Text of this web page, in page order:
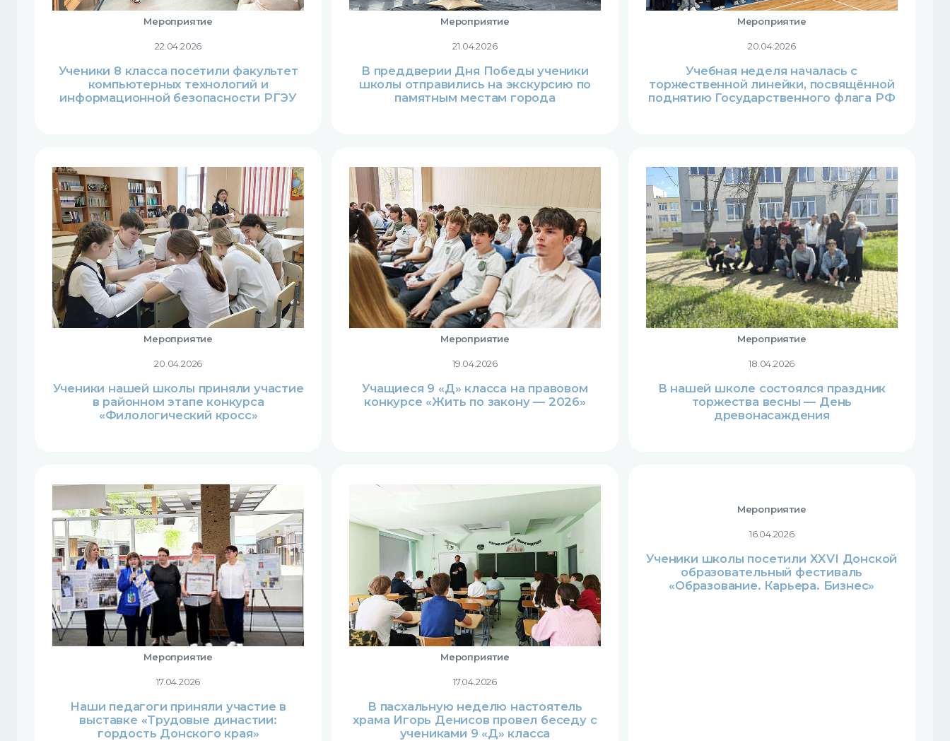
Мероприятие
22.04.2026
Ученики 8 класса посетили факультет
компьютерных технологий и
информационной безопасности РГЭУ
Мероприятие
21.04.2026
В преддверии Дня Победы ученики
школы отправились на экскурсию по
памятным местам города
Мероприятие
20.04.2026
Учебная неделя началась с
торжественной линейки, посвящённой
поднятию Государственного флага РФ
Мероприятие
20.04.2026
Ученики нашей школы приняли участие
в районном этапе конкурса
«Филологический кросс»
Мероприятие
19.04.2026
Учащиеся 9 «Д» класса на правовом
конкурсе «Жить по закону — 2026»
Мероприятие
18.04.2026
В нашей школе состоялся праздник
торжества весны — День
древонасаждения
Мероприятие
17.04.2026
Наши педагоги приняли участие в
выставке «Трудовые династии:
гордость Донского края»
Мероприятие
17.04.2026
В пасхальную неделю настоятель
храма Игорь Денисов провел беседу с
учениками 9 «Д» класса
Мероприятие
16.04.2026
Ученики школы посетили XXVI Донской
образовательный фестиваль
«Образование. Карьера. Бизнес»